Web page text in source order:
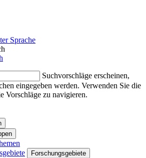
Sprache
Suchvorschläge erscheinen,
eingegeben werden. Verwenden Sie die
Vorschläge zu navigieren.
Forschungsgebiete